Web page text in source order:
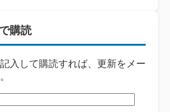
購読
入して購読すれば、更新をメー